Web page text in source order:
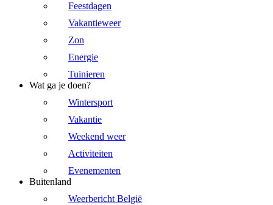
Feestdagen
Vakantieweer
Zon
Energie
Tuinieren
Wat ga je doen?
Wintersport
Vakantie
Weekend weer
Activiteiten
Evenementen
Buitenland
Weerbericht België